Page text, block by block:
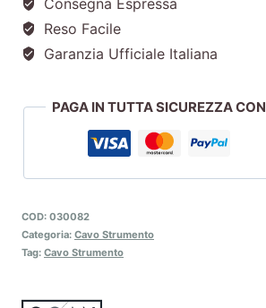
Consegna Espressa
Reso Facile
Garanzia Ufficiale Italiana
PAGA IN TUTTA SICUREZZA CON
COD: 030082
Categoria: Cavo Strumento
Tag: Cavo Strumento